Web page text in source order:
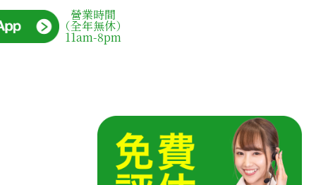
營業時間
（全年無休）
11am-8pm